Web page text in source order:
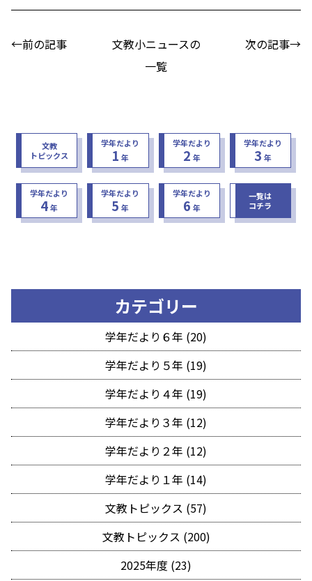
←前の記事
文教小ニュースの
一覧
次の記事→
文教
トピックス
学年だより
1 年
学年だより
2 年
学年だより
3 年
学年だより
4年
学年だより
5 年
学年だより
6 年
一覧は
コチラ
カテゴリー
学年だより６年 (20)
学年だより５年 (19)
学年だより４年 (19)
学年だより３年 (12)
学年だより２年 (12)
学年だより１年 (14)
文教トピックス (57)
文教トピックス (200)
2025年度 (23)